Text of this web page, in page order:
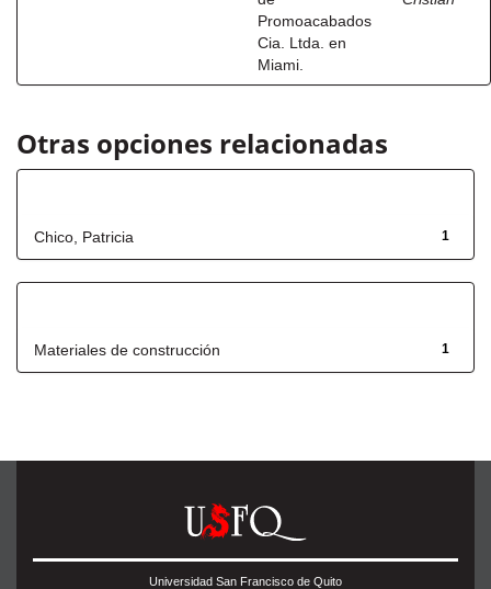
Promoacabados
Cia. Ltda. en
Miami.
Otras opciones relacionadas
1
Chico, Patricia
1
Materiales de construcción
Universidad San Francisco de Quito